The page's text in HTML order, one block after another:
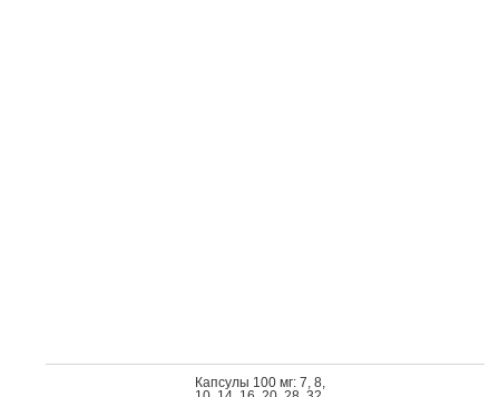
Кап­су­лы 100 мг: 7, 8,